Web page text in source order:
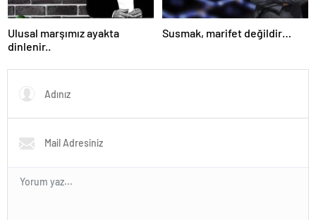
Ulusal marşımız ayakta
dinlenir..
Susmak, marifet değildir…